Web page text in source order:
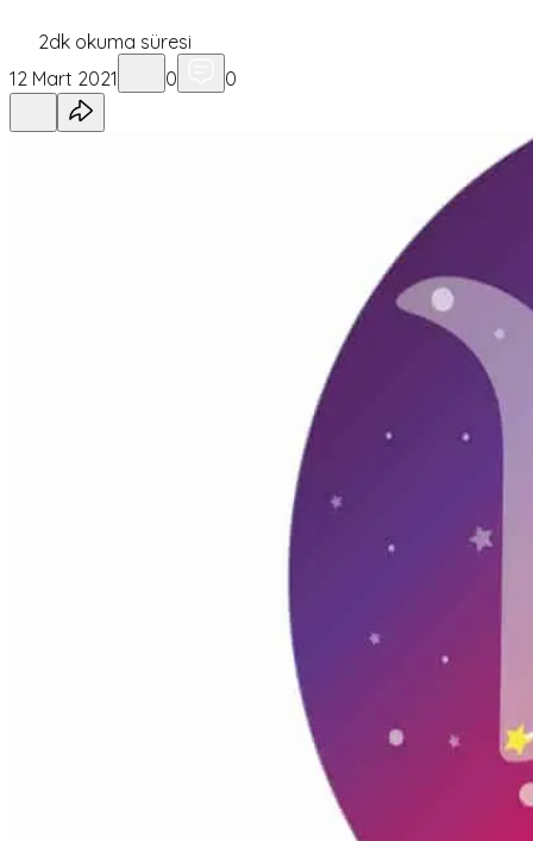
2dk okuma süresi
12 Mart 2021
0 0